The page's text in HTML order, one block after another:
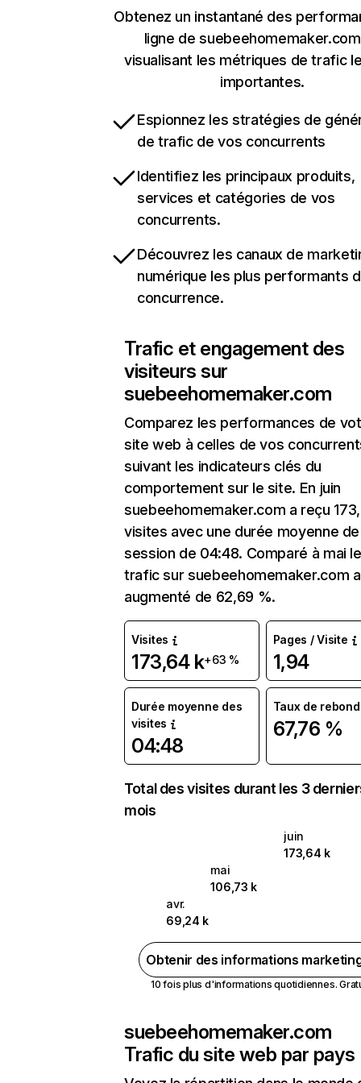
Obtenez un instantané des
ligne de
visualisant les métriques de trafic
importantes.
Espionnez les stratégies de
de trafic de vos concurrents
Identifiez les principaux produits,
services et catégories de vos
concurrents.
Découvrez les canaux de
numérique les plus performants
concurrence.
Trafic et engagement des
visiteurs sur
suebeehomemaker.com
Comparez les performances de
site web à celles de vos
suivant les indicateurs clés du
comportement sur le site. En juin
suebeehomemaker.com a reçu
visites avec une durée moyenne
session de 04:48. Comparé à mai le
trafic sur suebeehomemaker.com a
augmenté de 62,69 %.
Visites
173,64 k+63 %
Pages / Visite
1,94
Durée moyenne des
visites
04:48
Taux de rebond
67,76 %
Total des visites durant les 3
mois
juin
173,64 k
mai
106,73 k
avr.
69,24 k
Obtenir des informations
10 fois plus d'informations quotidiennes.
suebeehomemaker.com
Trafic du site web par pays